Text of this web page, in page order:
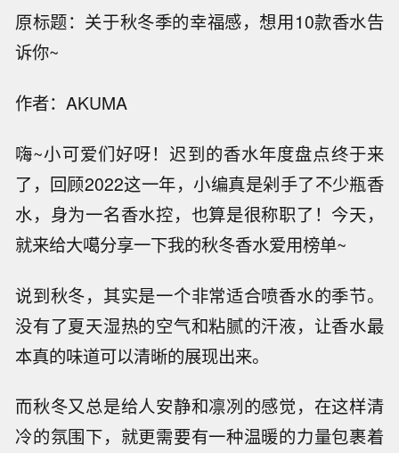
原标题：关于秋冬季的幸福感，想用10款香水告
诉你~
作者：AKUMA
嗨~小可爱们好呀！迟到的香水年度盘点终于来
了，回顾2022这一年，小编真是剁手了不少瓶香
水，身为一名香水控，也算是很称职了！今天，
就来给大噶分享一下我的秋冬香水爱用榜单~
说到秋冬，其实是一个非常适合喷香水的季节。
没有了夏天湿热的空气和粘腻的汗液，让香水最
本真的味道可以清晰的展现出来。
而秋冬又总是给人安静和凛冽的感觉，在这样清
冷的氛围下，就更需要有一种温暖的力量包裹着